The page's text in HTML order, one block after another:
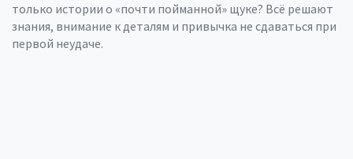
только истории о «почти пойманной» щуке? Всё решают
знания, внимание к деталям и привычка не сдаваться при
первой неудаче.